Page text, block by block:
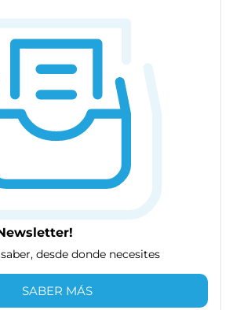
desde donde necesites
SABER MÁS